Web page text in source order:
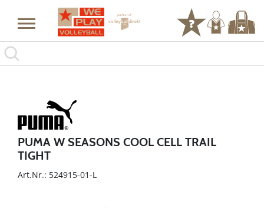
PUMA W SEASONS COOL CELL TRAIL
TIGHT
Art.Nr.: 524915-01-L